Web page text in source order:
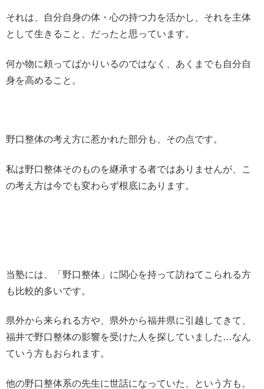
それは、自分自身の体・心の持つ力を活かし、それを主体
として生きること、だったと思っています。
何か物に頼ってばかりいるのではなく、あくまでも自分自
身を高めること。
野口整体の考え方に惹かれた部分も、その点です。
私は野口整体そのものを継承する者ではありませんが、こ
の考え方は今でも変わらず根底にあります。
当塾には、「野口整体」に関心を持って訪ねてこられる方
も比較的多いです。
県外から来られる方や、県外から福井県に引越してきて、
福井で野口整体の影響を受けた人を探していました…なん
ていう方もおられます。
他の野口整体系の先生に世話になっていた、という方も。